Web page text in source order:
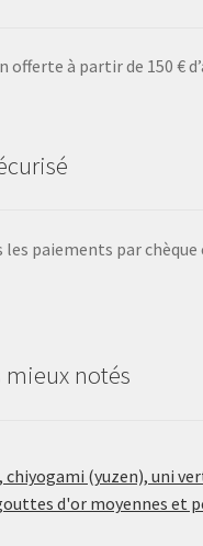
offerte à partir de 150 €
les paiements par
mieux notés
chiyogami (yuzen), uni
d'or moyennes et